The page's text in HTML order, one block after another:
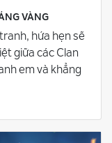
VÀNG
hứa hẹn sẽ
giữa các Clan
em và khẳng